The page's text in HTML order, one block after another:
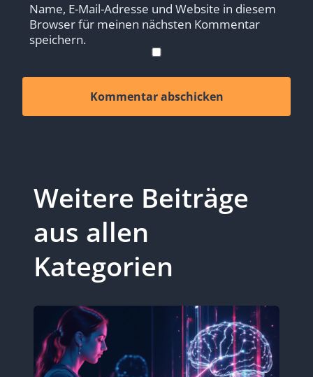
Name, E-Mail-Adresse und Website in diesem
Browser für meinen nächsten Kommentar
speichern.
Weitere Beiträge
aus allen
Kategorien